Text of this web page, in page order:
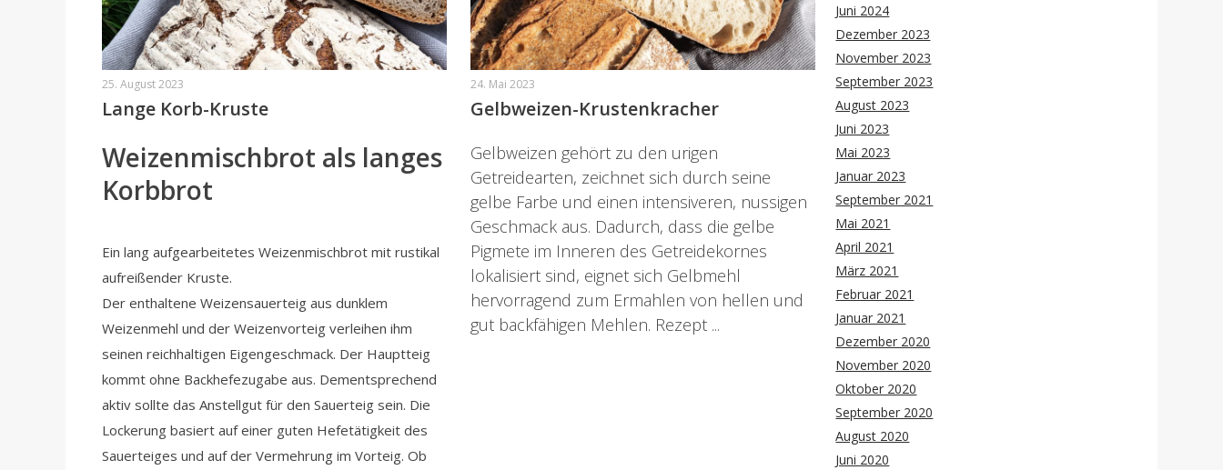
25. August 2023
Lange Korb-Kruste
Weizenmischbrot als langes
Korbbrot
Ein lang aufgearbeitetes Weizenmischbrot mit rustikal
aufreißender Kruste.
Der enthaltene Weizensauerteig aus dunklem
Weizenmehl und der Weizenvorteig verleihen ihm
seinen reichhaltigen Eigengeschmack. Der Hauptteig
kommt ohne Backhefezugabe aus. Dementsprechend
aktiv sollte das Anstellgut für den Sauerteig sein. Die
Lockerung basiert auf einer guten Hefetätigkeit des
Sauerteiges und auf der Vermehrung im Vorteig. Ob
24. Mai 2023
Gelbweizen-Krustenkracher
Gelbweizen gehört zu den urigen
Getreidearten, zeichnet sich durch seine
gelbe Farbe und einen intensiveren, nussigen
Geschmack aus. Dadurch, dass die gelbe
Pigmete im Inneren des Getreidekornes
lokalisiert sind, eignet sich Gelbmehl
hervorragend zum Ermahlen von hellen und
gut backfähigen Mehlen. Rezept ...
Juni 2024
Dezember 2023
November 2023
September 2023
August 2023
Juni 2023
Mai 2023
Januar 2023
September 2021
Mai 2021
April 2021
März 2021
Februar 2021
Januar 2021
Dezember 2020
November 2020
Oktober 2020
September 2020
August 2020
Juni 2020